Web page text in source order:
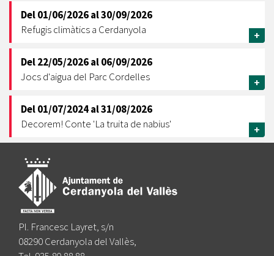
Del01/06/2026al30/09/2026
Refugis climàtics a Cerdanyola
+
Del22/05/2026al06/09/2026
Jocs d'aigua del Parc Cordelles
+
Del01/07/2024al31/08/2026
Decorem! Conte 'La truita de nabius'
+
Pl. Francesc Layret, s/n
08290 Cerdanyola del Vallès,